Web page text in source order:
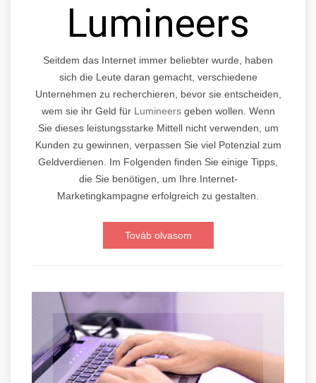
Lumineers
Seitdem das Internet immer beliebter wurde, haben
sich die Leute daran gemacht, verschiedene
Unternehmen zu recherchieren, bevor sie entscheiden,
wem sie ihr Geld für Lumineersgeben wollen. Wenn
Sie dieses leistungsstarke Mittell nicht verwenden, um
Kunden zu gewinnen, verpassen Sie viel Potenzial zum
Geldverdienen. Im Folgenden finden Sie einige Tipps,
die Sie benötigen, um Ihre Internet-
Marketingkampagne erfolgreich zu gestalten.
Továb olvasom